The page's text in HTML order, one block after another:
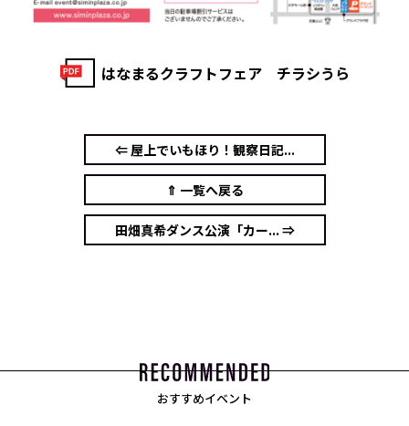
はなまるクラフトフェア チラシうら
⇐ 屋上でいもほり！観察日記...
⇑ 一覧へ戻る
田畑真希ダンス公演「カー... ⇒
おすすめイベント